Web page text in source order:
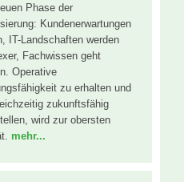
Phase der
Kundenerwartungen
IT-Landschaften werden
Fachwissen geht
Operative
zu erhalten und
zukunftsfähig
wird zur obersten
mehr...